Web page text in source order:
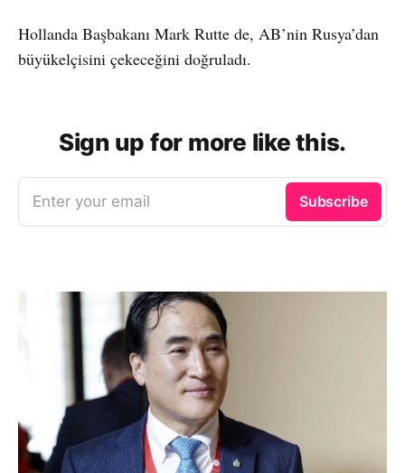
Hollanda Başbakanı Mark Rutte de, AB’nin Rusya’dan
büyükelçisini çekeceğini doğruladı.
Sign up for more like this.
Enter your email Subscribe